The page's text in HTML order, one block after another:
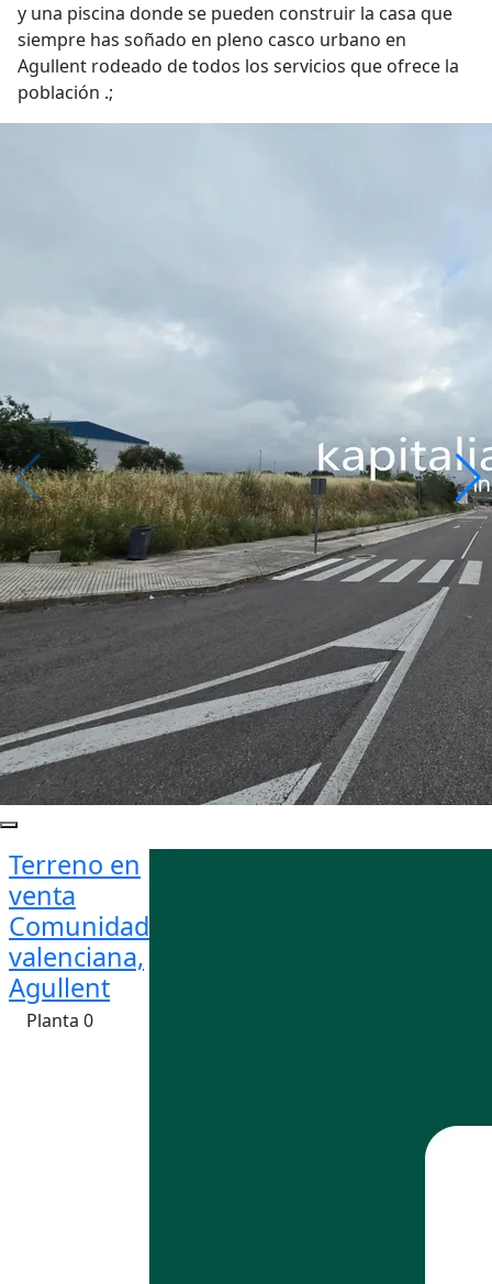
y una piscina donde se pueden construir la casa que
siempre has soñado en pleno casco urbano en
Agullent rodeado de todos los servicios que ofrece la
población .;
Terreno en
venta
Comunidad
valenciana,
Agullent
Planta 0